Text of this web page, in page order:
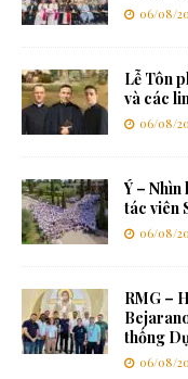
06/08/
Lễ Tôn
và các
06/08/
Ý – Nhìn
tác viên
06/08/
RMG –
thống
06/08/